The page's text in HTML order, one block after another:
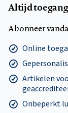
Altijd
Abonneer
Online
Artikelen
Onbeperkt